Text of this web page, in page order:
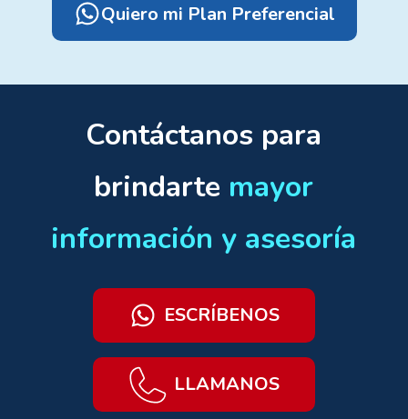
Quiero mi Plan Preferencial
Contáctanos para
brindarte mayor
información y asesoría
ESCRÍBENOS
LLAMANOS